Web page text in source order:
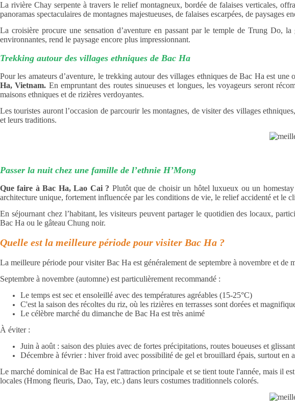
La rivière Chay serpente à travers le relief montagneux, bordée de falaises verticales,
panoramas spectaculaires de montagnes majestueuses, de falaises escarpées, de paysages
La croisière procure une sensation d’aventure en passant par le temple de Trung Do,
environnantes, rend le paysage encore plus impressionnant.
Trekking autour des villages ethniques de Bac Ha
Pour les amateurs d’aventure, le trekking autour des villages ethniques de Bac Ha est
Ha, Vietnam. En empruntant des routes sinueuses et longues, les voyageurs seront
maisons ethniques et de rizières verdoyantes.
Les touristes auront l’occasion de parcourir les montagnes, de visiter des villages
et leurs traditions.
Passer la nuit chez une famille de l’ethnie H’Mong
Que faire à Bac Ha, Lao Cai ? Plutôt que de choisir un hôtel luxueux ou un
architecture unique, fortement influencée par les conditions de vie, le relief accidenté et le
En séjournant chez l’habitant, les visiteurs peuvent partager le quotidien des locaux,
Bac Ha ou le gâteau Chung noir.
Quelle est la meilleure période pour visiter Bac Ha ?
La meilleure période pour visiter Bac Ha est généralement de septembre à novembre et de
Septembre à novembre (automne) est particulièrement recommandé :
Le temps est sec et ensoleillé avec des températures agréables (15-25°C)
C'est la saison des récoltes du riz, où les rizières en terrasses sont dorées et
Le célèbre marché du dimanche de Bac Ha est très animé
À éviter :
Juin à août : saison des pluies avec de fortes précipitations, routes boueuses et
Décembre à février : hiver froid avec possibilité de gel et brouillard épais, surtout en
Le marché dominical de Bac Ha est l'attraction principale et se tient toute l'année, mais il
locales (Hmong fleuris, Dao, Tay, etc.) dans leurs costumes traditionnels colorés.